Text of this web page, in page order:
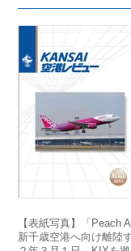
【表紙写真】「Peach
新千歳空港へ向け離陸